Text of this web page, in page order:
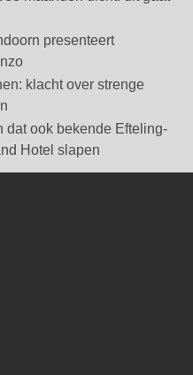
presenteert
klacht over strenge
dat ook bekende Efteling-
Hotel slapen